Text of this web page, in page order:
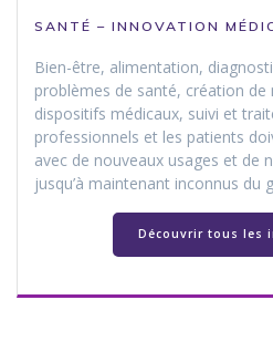
SANTÉ – INNOVATION
Bien-être, alimentation,
problèmes de santé, création
dispositifs médicaux, suivi et
professionnels et les patients
avec de nouveaux usages et de
jusqu’à maintenant inconnus du
Découvrir tous les